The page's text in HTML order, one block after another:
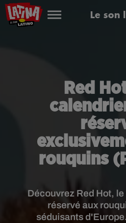
Le son
Red
rouquins
Découvrez Red Hot,
réservé aux
séduisants